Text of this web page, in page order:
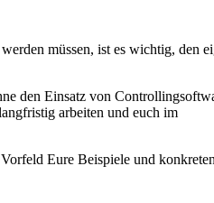
müssen, ist es wichtig, den
den Einsatz von
arbeiten und euch im
Eure Beispiele und